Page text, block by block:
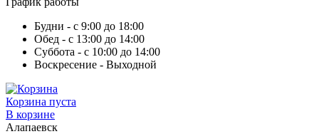
Будни - с 9:00 до 18:00
Обед - с 13:00 до 14:00
Суббота - с 10:00 до 14:00
Воскресение - Выходной
Корзина пуста
В корзине
Алапаевск